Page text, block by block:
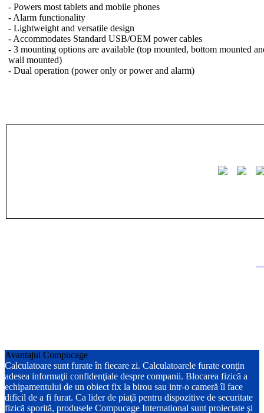
- Powers most tablets and mobile phones
- Alarm functionality
- Lightweight and versatile design
- Accommodates Standard USB/OEM power cables
- 3 mounting options are available (top mounted, bottom mounted
wall mounted)
- Dual operation (power only or power and alarm)
Avantajul Compucage
Calculatoare sunt furate în fiecare zi. Calculatoarele furate conţin
adesea informaţii confidenţiale despre companii. Blocarea fizică a
echipamentului de un obiect fix la birou sau intr-o cameră îl face
dificil de a fi furat. Ca lider de piaţă pentru dispozitive de securitate
fizică sporită, produsele Compucage International sunt proiectate şi